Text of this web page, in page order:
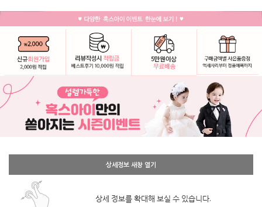
상세정보 새창 열기
상세 정보를 확대해 보실 수 있습니다.